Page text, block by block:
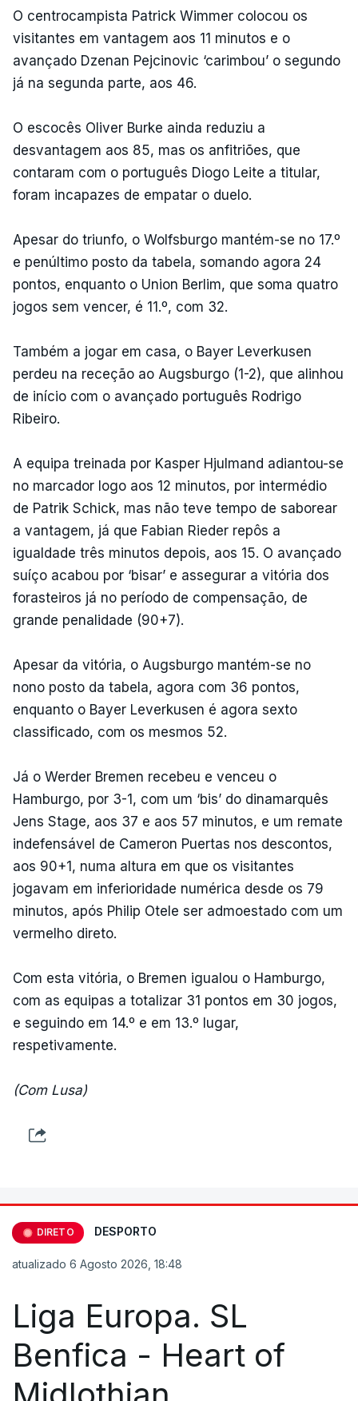
O centrocampista Patrick Wimmer colocou os
visitantes em vantagem aos 11 minutos e o
avançado Dzenan Pejcinovic ‘carimbou’ o segundo
já na segunda parte, aos 46.
O escocês Oliver Burke ainda reduziu a
desvantagem aos 85, mas os anfitriões, que
contaram com o português Diogo Leite a titular,
foram incapazes de empatar o duelo.
Apesar do triunfo, o Wolfsburgo mantém-se no 17.º
e penúltimo posto da tabela, somando agora 24
pontos, enquanto o Union Berlim, que soma quatro
jogos sem vencer, é 11.º, com 32.
Também a jogar em casa, o Bayer Leverkusen
perdeu na receção ao Augsburgo (1-2), que alinhou
de início com o avançado português Rodrigo
Ribeiro.
A equipa treinada por Kasper Hjulmand adiantou-se
no marcador logo aos 12 minutos, por intermédio
de Patrik Schick, mas não teve tempo de saborear
a vantagem, já que Fabian Rieder repôs a
igualdade três minutos depois, aos 15. O avançado
suíço acabou por ‘bisar’ e assegurar a vitória dos
forasteiros já no período de compensação, de
grande penalidade (90+7).
Apesar da vitória, o Augsburgo mantém-se no
nono posto da tabela, agora com 36 pontos,
enquanto o Bayer Leverkusen é agora sexto
classificado, com os mesmos 52.
Já o Werder Bremen recebeu e venceu o
Hamburgo, por 3-1, com um ‘bis’ do dinamarquês
Jens Stage, aos 37 e aos 57 minutos, e um remate
indefensável de Cameron Puertas nos descontos,
aos 90+1, numa altura em que os visitantes
jogavam em inferioridade numérica desde os 79
minutos, após Philip Otele ser admoestado com um
vermelho direto.
Com esta vitória, o Bremen igualou o Hamburgo,
com as equipas a totalizar 31 pontos em 30 jogos,
e seguindo em 14.º e em 13.º lugar,
respetivamente.
(Com Lusa)
DIRETO DESPORTO
atualizado 6 Agosto 2026, 18:48
Liga Europa. SL
Benfica - Heart of